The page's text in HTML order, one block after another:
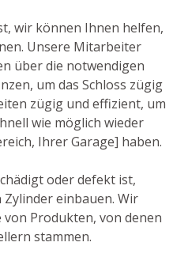
wir können Ihnen helfen,
Unsere Mitarbeiter
über die notwendigen
um das Schloss zügig
zügig und effizient, um
wie möglich wieder
Ihrer Garage] haben.
oder defekt ist,
einbauen. Wir
Produkten, von denen
stammen.